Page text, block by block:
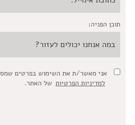
תוכן הפניה:
אני מאשר/ת את השימוש בפרטים
למדיניות הפרטיות